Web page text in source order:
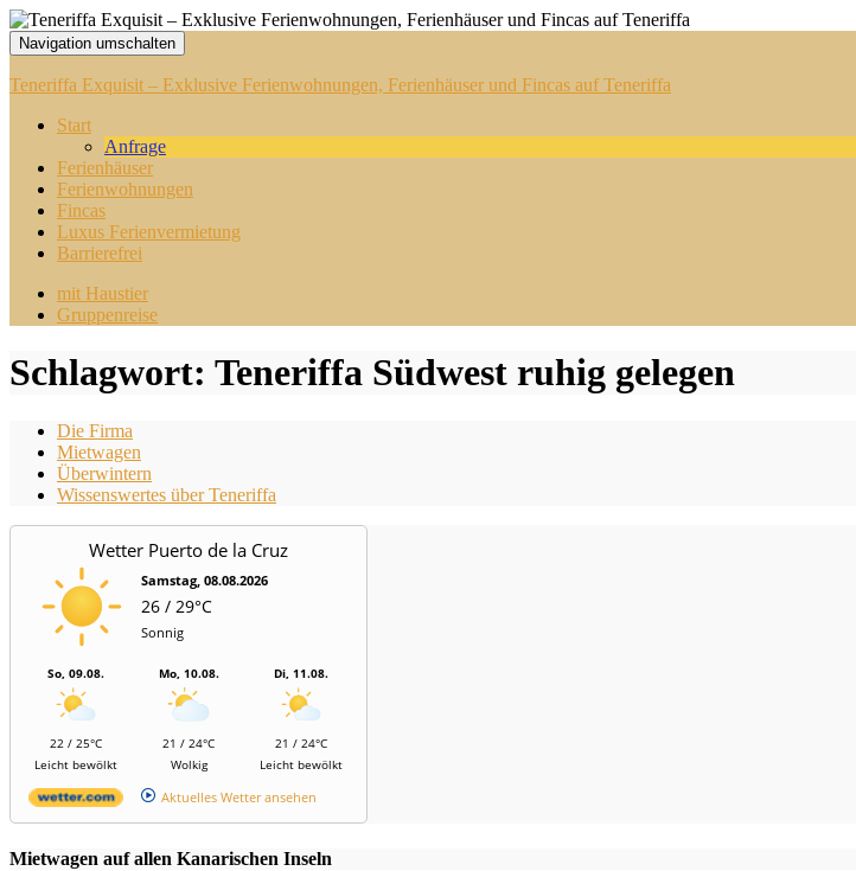
Navigation umschalten
Teneriffa Exquisit – Exklusive Ferienwohnungen, Ferienhäuser und Fincas auf Teneriffa
Start
Anfrage
Ferienhäuser
Ferienwohnungen
Fincas
Luxus Ferienvermietung
Barrierefrei
mit Haustier
Gruppenreise
Schlagwort: Teneriffa Südwest ruhig gelegen
Die Firma
Mietwagen
Überwintern
Wissenswertes über Teneriffa
Wetter Puerto de la Cruz
Samstag, 08.08.2026
26 / 29°C
Sonnig
So, 09.08.
22 / 25°C
Leicht bewölkt
Mo, 10.08.
21 / 24°C
Wolkig
Di, 11.08.
21 / 24°C
Leicht bewölkt
Aktuelles Wetter ansehen
Mietwagen auf allen Kanarischen Inseln